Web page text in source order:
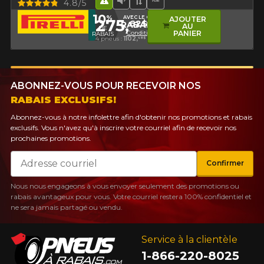
Faible niveau sonore
Bande de roulement
Haut kilométrage
Hasard routier
4.8/5
10%
DE
RABAIS
AVEC LE CODE
RABAIS10
Conditions
275,62$
4 pneus : 1102,48$
AJOUTER
AU
PANIER
Service à la clientèle
1-866-220-8025
ABONNEZ-VOUS POUR RECEVOIR NOS
RABAIS EXCLUSIFS!
Abonnez-vous à notre infolettre afin d'obtenir nos promotions et rabais
exclusifs. Vous n'avez qu'à inscrire votre courriel afin de recevoir nos
prochaines promotions.
Courriel
Confirmer
Nous nous engageons à vous envoyer seulement des promotions ou
rabais avantageux pour vous. Votre courriel restera 100% confidentiel et
ne sera jamais partagé ou vendu.